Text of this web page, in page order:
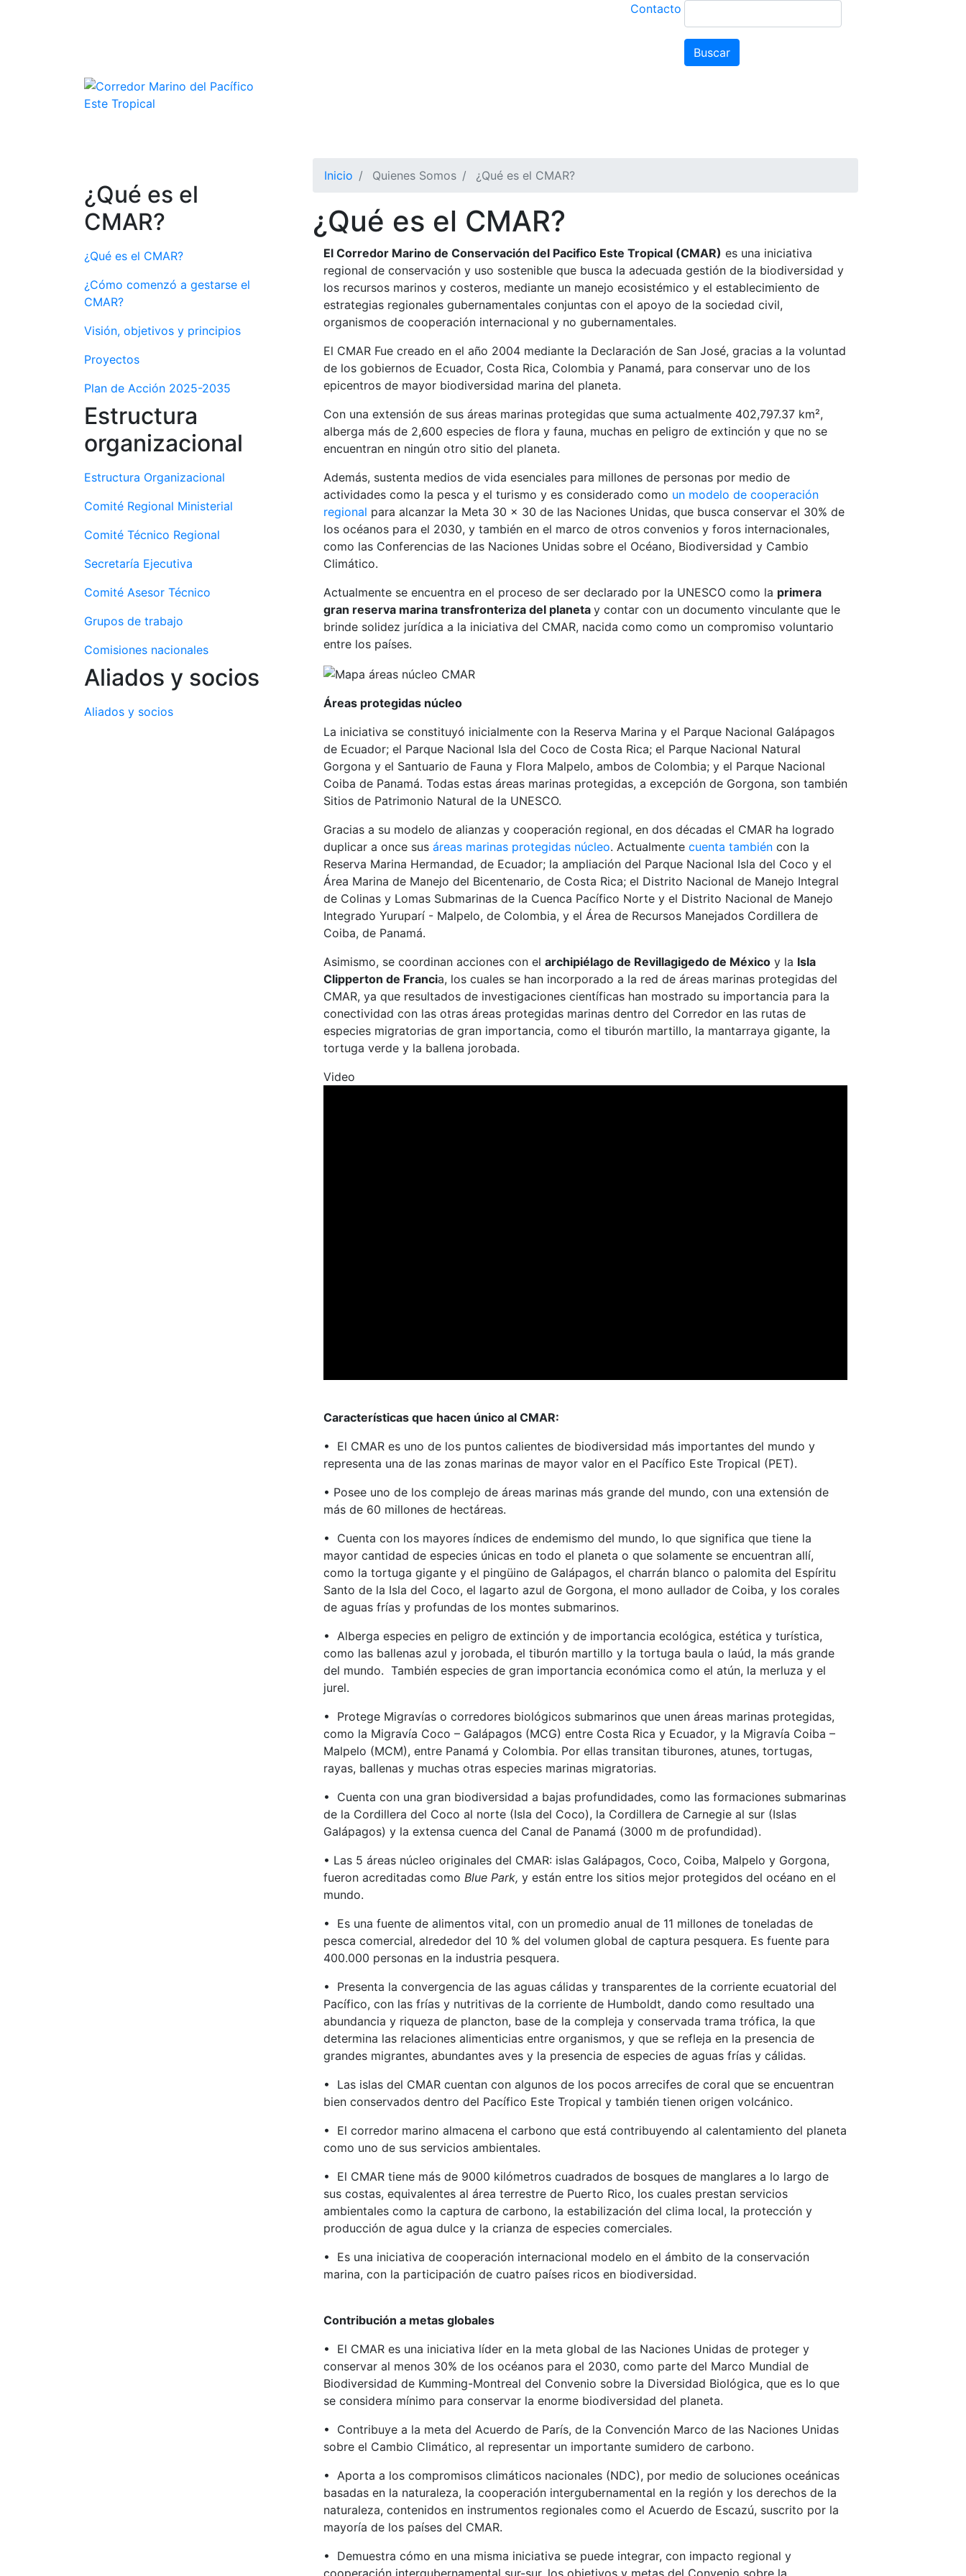
Contacto
Buscar
¿Qué es el
CMAR?
¿Qué es el CMAR?
¿Cómo comenzó a gestarse el
CMAR?
Visión, objetivos y principios
Proyectos
Plan de Acción 2025-2035
Estructura
organizacional
Estructura Organizacional
Comité Regional Ministerial
Comité Técnico Regional
Secretaría Ejecutiva
Comité Asesor Técnico
Grupos de trabajo
Comisiones nacionales
Aliados y socios
Aliados y socios
Inicio Quienes Somos ¿Qué es el CMAR?
¿Qué es el CMAR?
El Corredor Marino de Conservación del Pacifico Este Tropical (CMAR) es una iniciativa
regional de conservación y uso sostenible que busca la adecuada gestión de la biodiversidad y
los recursos marinos y costeros, mediante un manejo ecosistémico y el establecimiento de
estrategias regionales gubernamentales conjuntas con el apoyo de la sociedad civil,
organismos de cooperación internacional y no gubernamentales.
El CMAR Fue creado en el año 2004 mediante la Declaración de San José, gracias a la voluntad
de los gobiernos de Ecuador, Costa Rica, Colombia y Panamá, para conservar uno de los
epicentros de mayor biodiversidad marina del planeta.
Con una extensión de sus áreas marinas protegidas que suma actualmente 402,797.37 km²,
alberga más de 2,600 especies de flora y fauna, muchas en peligro de extinción y que no se
encuentran en ningún otro sitio del planeta.
Además, sustenta medios de vida esenciales para millones de personas por medio de
actividades como la pesca y el turismo y es considerado como un modelo de cooperación
regional para alcanzar la Meta 30 x 30 de las Naciones Unidas, que busca conservar el 30% de
los océanos para el 2030, y también en el marco de otros convenios y foros internacionales,
como las Conferencias de las Naciones Unidas sobre el Océano, Biodiversidad y Cambio
Climático.
Actualmente se encuentra en el proceso de ser declarado por la UNESCO como la primera
gran reserva marina transfronteriza del planeta y contar con un documento vinculante que le
brinde solidez jurídica a la iniciativa del CMAR, nacida como como un compromiso voluntario
entre los países.
Áreas protegidas núcleo
La iniciativa se constituyó inicialmente con la Reserva Marina y el Parque Nacional Galápagos
de Ecuador; el Parque Nacional Isla del Coco de Costa Rica; el Parque Nacional Natural
Gorgona y el Santuario de Fauna y Flora Malpelo, ambos de Colombia; y el Parque Nacional
Coiba de Panamá. Todas estas áreas marinas protegidas, a excepción de Gorgona, son también
Sitios de Patrimonio Natural de la UNESCO.
Gracias a su modelo de alianzas y cooperación regional, en dos décadas el CMAR ha logrado
duplicar a once sus áreas marinas protegidas núcleo. Actualmente cuenta también con la
Reserva Marina Hermandad, de Ecuador; la ampliación del Parque Nacional Isla del Coco y el
Área Marina de Manejo del Bicentenario, de Costa Rica; el Distrito Nacional de Manejo Integral
de Colinas y Lomas Submarinas de la Cuenca Pacífico Norte y el Distrito Nacional de Manejo
Integrado Yuruparí - Malpelo, de Colombia, y el Área de Recursos Manejados Cordillera de
Coiba, de Panamá.
Asimismo, se coordinan acciones con el archipiélago de Revillagigedo de México y la Isla
Clipperton de Francia, los cuales se han incorporado a la red de áreas marinas protegidas del
CMAR, ya que resultados de investigaciones científicas han mostrado su importancia para la
conectividad con las otras áreas protegidas marinas dentro del Corredor en las rutas de
especies migratorias de gran importancia, como el tiburón martillo, la mantarraya gigante, la
tortuga verde y la ballena jorobada.
Video
Características que hacen único al CMAR:
• El CMAR es uno de los puntos calientes de biodiversidad más importantes del mundo y
representa una de las zonas marinas de mayor valor en el Pacífico Este Tropical (PET).
• Posee uno de los complejo de áreas marinas más grande del mundo, con una extensión de
más de 60 millones de hectáreas.
• Cuenta con los mayores índices de endemismo del mundo, lo que significa que tiene la
mayor cantidad de especies únicas en todo el planeta o que solamente se encuentran allí,
como la tortuga gigante y el pingüino de Galápagos, el charrán blanco o palomita del Espíritu
Santo de la Isla del Coco, el lagarto azul de Gorgona, el mono aullador de Coiba, y los corales
de aguas frías y profundas de los montes submarinos.
• Alberga especies en peligro de extinción y de importancia ecológica, estética y turística,
como las ballenas azul y jorobada, el tiburón martillo y la tortuga baula o laúd, la más grande
del mundo. También especies de gran importancia económica como el atún, la merluza y el
jurel.
• Protege Migravías o corredores biológicos submarinos que unen áreas marinas protegidas,
como la Migravía Coco – Galápagos (MCG) entre Costa Rica y Ecuador, y la Migravía Coiba –
Malpelo (MCM), entre Panamá y Colombia. Por ellas transitan tiburones, atunes, tortugas,
rayas, ballenas y muchas otras especies marinas migratorias.
• Cuenta con una gran biodiversidad a bajas profundidades, como las formaciones submarinas
de la Cordillera del Coco al norte (Isla del Coco), la Cordillera de Carnegie al sur (Islas
Galápagos) y la extensa cuenca del Canal de Panamá (3000 m de profundidad).
• Las 5 áreas núcleo originales del CMAR: islas Galápagos, Coco, Coiba, Malpelo y Gorgona,
fueron acreditadas como Blue Park, y están entre los sitios mejor protegidos del océano en el
mundo.
• Es una fuente de alimentos vital, con un promedio anual de 11 millones de toneladas de
pesca comercial, alrededor del 10 % del volumen global de captura pesquera. Es fuente para
400.000 personas en la industria pesquera.
• Presenta la convergencia de las aguas cálidas y transparentes de la corriente ecuatorial del
Pacífico, con las frías y nutritivas de la corriente de Humboldt, dando como resultado una
abundancia y riqueza de plancton, base de la compleja y conservada trama trófica, la que
determina las relaciones alimenticias entre organismos, y que se refleja en la presencia de
grandes migrantes, abundantes aves y la presencia de especies de aguas frías y cálidas.
• Las islas del CMAR cuentan con algunos de los pocos arrecifes de coral que se encuentran
bien conservados dentro del Pacífico Este Tropical y también tienen origen volcánico.
• El corredor marino almacena el carbono que está contribuyendo al calentamiento del planeta
como uno de sus servicios ambientales.
• El CMAR tiene más de 9000 kilómetros cuadrados de bosques de manglares a lo largo de
sus costas, equivalentes al área terrestre de Puerto Rico, los cuales prestan servicios
ambientales como la captura de carbono, la estabilización del clima local, la protección y
producción de agua dulce y la crianza de especies comerciales.
• Es una iniciativa de cooperación internacional modelo en el ámbito de la conservación
marina, con la participación de cuatro países ricos en biodiversidad.
Contribución a metas globales
• El CMAR es una iniciativa líder en la meta global de las Naciones Unidas de proteger y
conservar al menos 30% de los océanos para el 2030, como parte del Marco Mundial de
Biodiversidad de Kumming-Montreal del Convenio sobre la Diversidad Biológica, que es lo que
se considera mínimo para conservar la enorme biodiversidad del planeta.
• Contribuye a la meta del Acuerdo de París, de la Convención Marco de las Naciones Unidas
sobre el Cambio Climático, al representar un importante sumidero de carbono.
• Aporta a los compromisos climáticos nacionales (NDC), por medio de soluciones oceánicas
basadas en la naturaleza, la cooperación intergubernamental en la región y los derechos de la
naturaleza, contenidos en instrumentos regionales como el Acuerdo de Escazú, suscrito por la
mayoría de los países del CMAR.
• Demuestra cómo en una misma iniciativa se puede integrar, con impacto regional y
cooperación intergubernamental sur-sur, los objetivos y metas del Convenio sobre la